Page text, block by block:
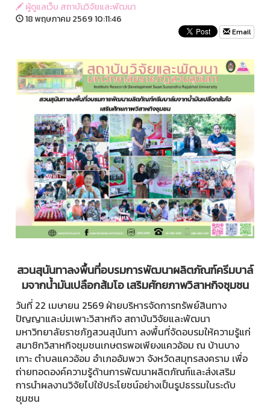
ผู้ดูแลเว็บ สถาบันวิจัยและพัฒนา
18 พฤษภาคม 2569 10:11:46
Email
สวนสุนันทาลงพื้นที่อบรมการพัฒนาผลิตภัณฑ์ครีมบาล์
มจากน้ำมันเปลือกส้มโอ เสริมศักยภาพวิสาหกิจชุมชน
วันที่ 22 เมษายน 2569 ฝ่ายบริหารจัดการทรัพย์สินทาง
ปัญญาและบ่มเพาะวิสาหกิจ สถาบันวิจัยและพัฒนา
มหาวิทยาลัยราชภัฏสวนสุนันทา ลงพื้นที่จัดอบรมให้ความรู้แก่
สมาชิกวิสาหกิจชุมชนเกษตรพอเพียงแควอ้อม ณ บ้านบาง
เกาะ ตำบลแควอ้อม อำเภออัมพวา จังหวัดสมุทรสงคราม เพื่อ
ถ่ายทอดองค์ความรู้ด้านการพัฒนาผลิตภัณฑ์และส่งเสริม
การนำผลงานวิจัยไปใช้ประโยชน์อย่างเป็นรูปธรรมในระดับ
ชุมชน